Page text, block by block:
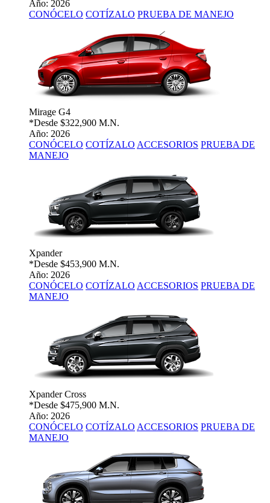
Año: 2026
CONÓCELO COTÍZALO PRUEBA DE MANEJO
Mirage G4
*Desde $322,900 M.N.
Año: 2026
CONÓCELO COTÍZALO ACCESORIOS PRUEBA DE
MANEJO
Xpander
*Desde $453,900 M.N.
Año: 2026
CONÓCELO COTÍZALO ACCESORIOS PRUEBA DE
MANEJO
Xpander Cross
*Desde $475,900 M.N.
Año: 2026
CONÓCELO COTÍZALO ACCESORIOS PRUEBA DE
MANEJO